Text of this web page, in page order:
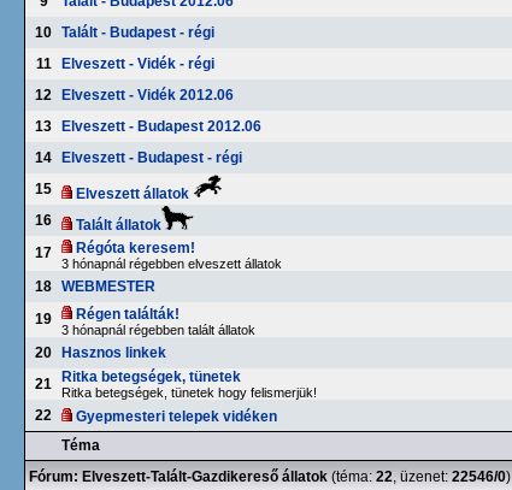
10 Talált - Budapest - régi
11
Elveszett - Vidék - régi
12
Elveszett - Vidék 2012.06
13
Elveszett - Budapest 2012.06
14
Elveszett - Budapest - régi
15
Elveszett állatok
16
Talált állatok
17
Régóta keresem!
3 hónapnál régebben elveszett állatok
18 WEBMESTER
19
Régen találták!
3 hónapnál régebben talált állatok
20
Hasznos linkek
21
Ritka betegségek, tünetek
Ritka betegségek, tünetek hogy felismerjük!
22
Gyepmesteri telepek vidéken
Téma
Fórum: Elveszett-Talált-Gazdikereső állatok (téma: 22, üzenet: 22546/0)